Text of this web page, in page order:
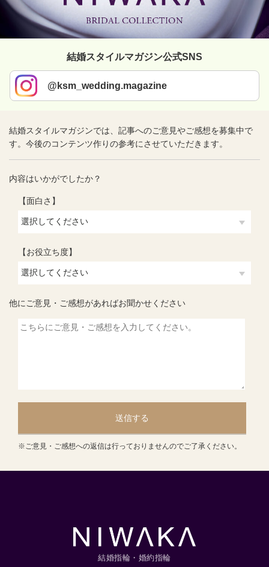
結婚スタイルマガジン公式SNS
@ksm_wedding.magazine
結婚スタイルマガジンでは、記事へのご意見やご感想を募集中で
す。今後のコンテンツ作りの参考にさせていただきます。
内容はいかがでしたか？
【面白さ】
【お役立ち度】
他にご意見・ご感想があればお聞かせください
送信する
※ご意見・ご感想への返信は行っておりませんのでご了承ください。
結婚指輪・婚約指輪